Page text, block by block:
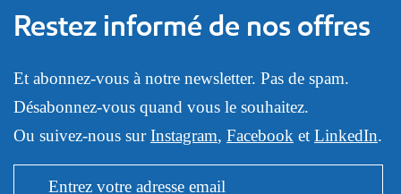
Restez informé de nos offres
Et abonnez-vous à notre newsletter. Pas de spam.
Désabonnez-vous quand vous le souhaitez.
Ou suivez-nous surInstagram, Facebook et LinkedIn.